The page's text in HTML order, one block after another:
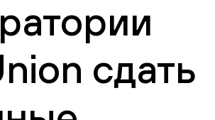
сдать